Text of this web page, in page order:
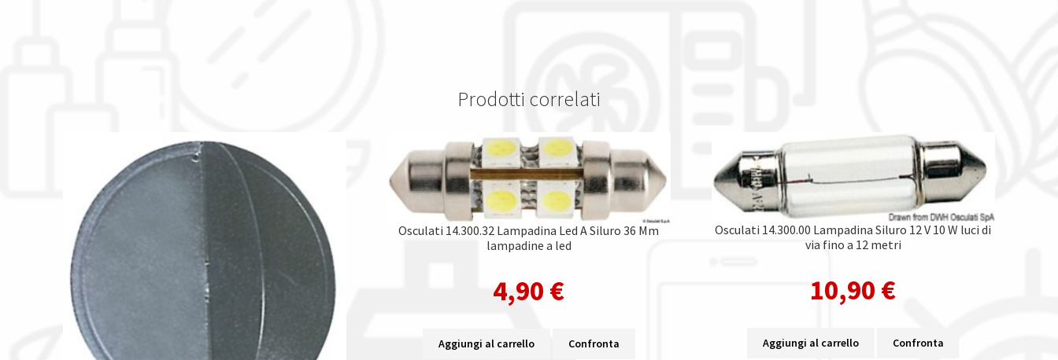
Prodotti correlati
Osculati 14.300.32 Lampadina Led A Siluro 36 Mm
lampadine a led
4,90 €
Aggiungi al carrello Confronta
Osculati 14.300.00 Lampadina Siluro 12 V 10 W luci di
via fino a 12 metri
10,90 €
Aggiungi al carrello Confronta